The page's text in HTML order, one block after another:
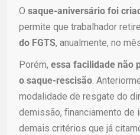
O saque-aniversário foi
permite que trabalhador
do FGTS, anualmente, no
Porém, essa facilidade não
o saque-rescisão .
modalidade de resgate do
demissão, financiamento de
demais critérios que já